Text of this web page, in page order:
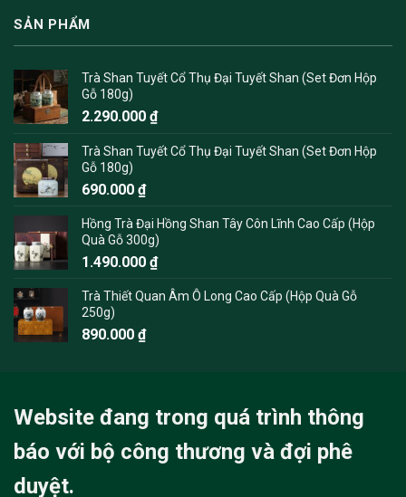
SẢN PHẨM
Trà Shan Tuyết Cổ Thụ Đại Tuyết Shan (Set Đơn Hộp
Gỗ 180g)
2.290.000 ₫
Trà Shan Tuyết Cổ Thụ Đại Tuyết Shan (Set Đơn Hộp
Gỗ 180g)
690.000 ₫
Hồng Trà Đại Hồng Shan Tây Côn Lĩnh Cao Cấp (Hộp
Quà Gỗ 300g)
1.490.000 ₫
Trà Thiết Quan Âm Ô Long Cao Cấp (Hộp Quà Gỗ
250g)
890.000 ₫
Website đang trong quá trình thông
báo với bộ công thương và đợi phê
duyệt.